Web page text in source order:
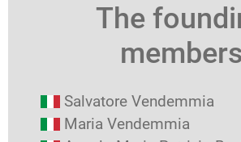
The
members
Salvatore Vendemmia
Maria Vendemmia